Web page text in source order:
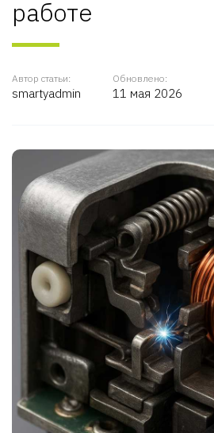
работе
Автор статьи:
smartyadmin
Обновлено:
11 мая 2026